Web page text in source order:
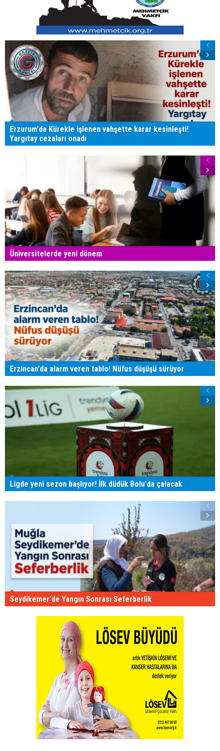
Erzurum'da Kürekle işlenen vahşette karar kesinleşti!
Yargıtay cezaları onadı
Üniversitelerde yeni dönem
Erzincan'da alarm veren tablo! Nüfus düşüşü sürüyor
Ligde yeni sezon başlıyor! İlk düdük Bolu'da çalacak
Seydikemer'de Yangın Sonrası Seferberlik